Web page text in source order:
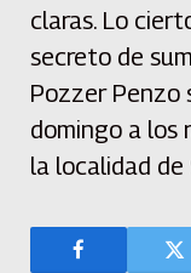
claras. Lo
secreto de
Pozzer Penzo
domingo a los
la localidad de